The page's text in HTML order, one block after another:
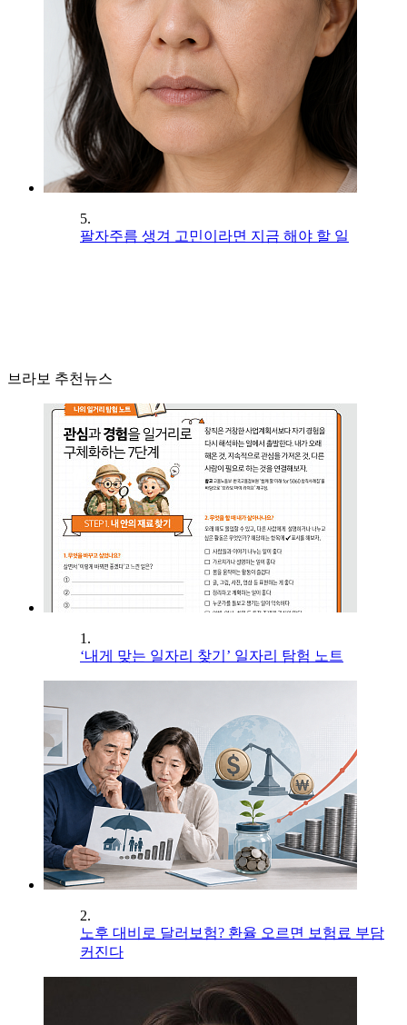
5.
팔자주름 생겨 고민이라면 지금 해야 할 일
브라보 추천뉴스
1.
‘내게 맞는 일자리 찾기’ 일자리 탐험 노트
2.
노후 대비로 달러보험? 환율 오르면 보험료 부담
커진다